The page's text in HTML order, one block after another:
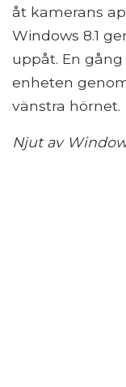
åt kamerans
Windows 8.1
uppåt. En
enheten
vänstra hörnet.
Njut av